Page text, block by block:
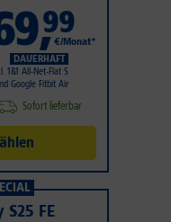
,99
€/Monat*
DAUERHAFT
1&1 All-Net-Flat S
Google Fitbit Air
Sofort lieferbar
S25 FE